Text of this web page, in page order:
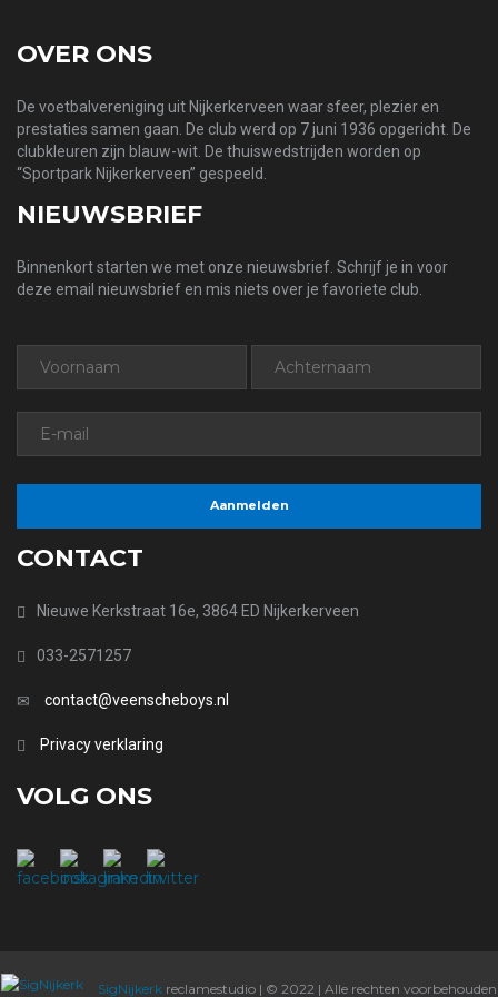
OVER ONS
De voetbalvereniging uit Nijkerkerveen waar sfeer, plezier en
prestaties samen gaan. De club werd op 7 juni 1936 opgericht. De
clubkleuren zijn blauw-wit. De thuiswedstrijden worden op
“Sportpark Nijkerkerveen” gespeeld.
NIEUWSBRIEF
Binnenkort starten we met onze nieuwsbrief. Schrijf je in voor
deze email nieuwsbrief en mis niets over je favoriete club.
CONTACT
Nieuwe Kerkstraat 16e, 3864 ED Nijkerkerveen
033-2571257
contact@veenscheboys.nl
Privacy verklaring
VOLG ONS
SigNijkerk reclamestudio | © 2022 | Alle rechten voorbehouden